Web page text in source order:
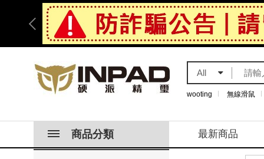
All
wooting 無線滑鼠
商品分類 最新商品